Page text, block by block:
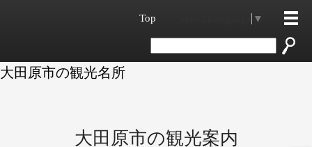
Top ▼
大田原市の観光名所
大田原市の観光案内